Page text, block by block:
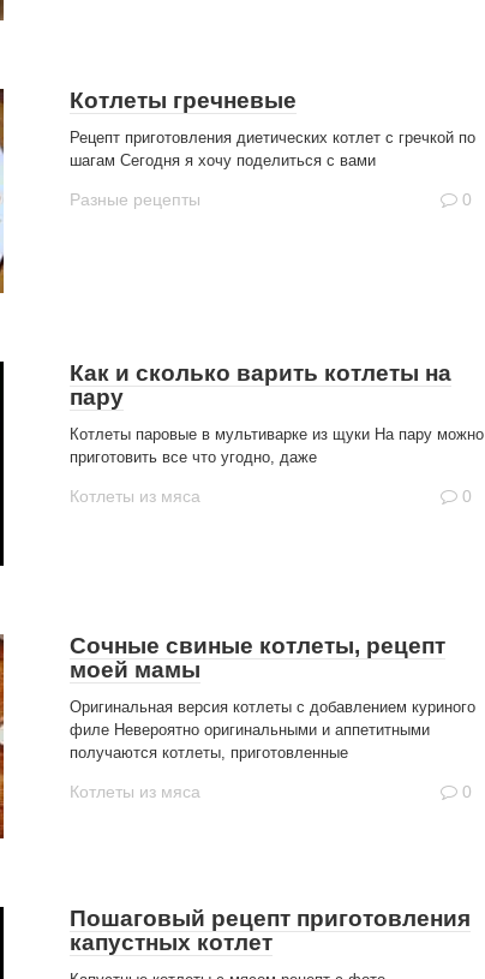
Котлеты гречневые
Рецепт приготовления диетических котлет с гречкой по
шагам Сегодня я хочу поделиться с вами
Разные рецепты 0
Как и сколько варить котлеты на
пару
Котлеты паровые в мультиварке из щуки На пару можно
приготовить все что угодно, даже
Котлеты из мяса 0
Сочные свиные котлеты, рецепт
моей мамы
Оригинальная версия котлеты с добавлением куриного
филе Невероятно оригинальными и аппетитными
получаются котлеты, приготовленные
Котлеты из мяса 0
Пошаговый рецепт приготовления
капустных котлет